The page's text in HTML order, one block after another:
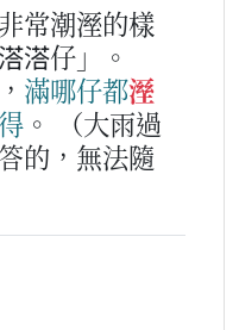
常潮溼的樣
溚仔」。
， 滿哪仔都溼
。
（大雨過
的，無法隨